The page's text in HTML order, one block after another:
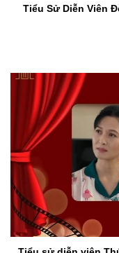
Tiểu Sử Diễn Viên